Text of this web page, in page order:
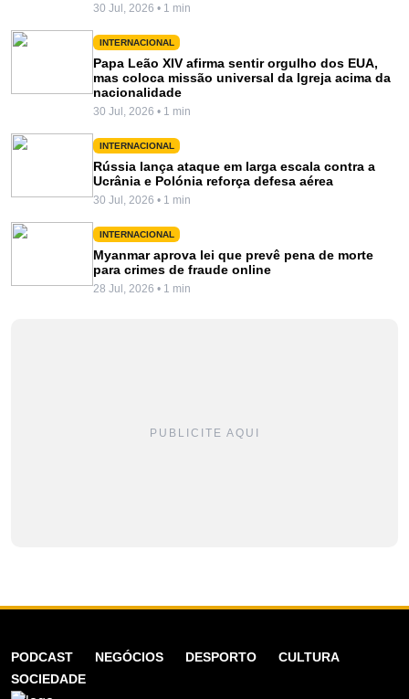
30 Jul, 2026 • 1 min
INTERNACIONAL
Papa Leão XIV afirma sentir orgulho dos EUA,
mas coloca missão universal da Igreja acima da
nacionalidade
30 Jul, 2026 • 1 min
INTERNACIONAL
Rússia lança ataque em larga escala contra a
Ucrânia e Polónia reforça defesa aérea
30 Jul, 2026 • 1 min
INTERNACIONAL
Myanmar aprova lei que prevê pena de morte
para crimes de fraude online
28 Jul, 2026 • 1 min
PUBLICITE AQUI
PODCAST NEGÓCIOS DESPORTO
CULTURA
SOCIEDADE